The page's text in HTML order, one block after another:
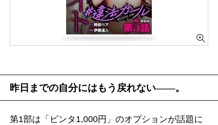
昨日までの自分にはもう戻れない――。
第1部は「ビンタ1,000円」のオプションが話題に